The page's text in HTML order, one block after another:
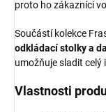
proto ho zákazníci
Součástí kolekce
odkládací stolky a
umožňuje sladit celý
Vlastnosti